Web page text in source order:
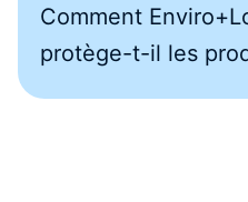
Comment
protège-t-il les